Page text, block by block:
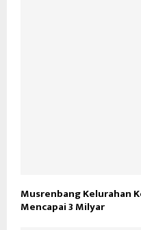
Musrenbang Kelurahan
Mencapai 3 Milyar